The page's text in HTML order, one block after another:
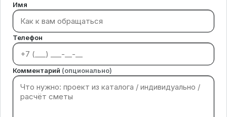
Имя
Телефон
Комментарий (опционально)